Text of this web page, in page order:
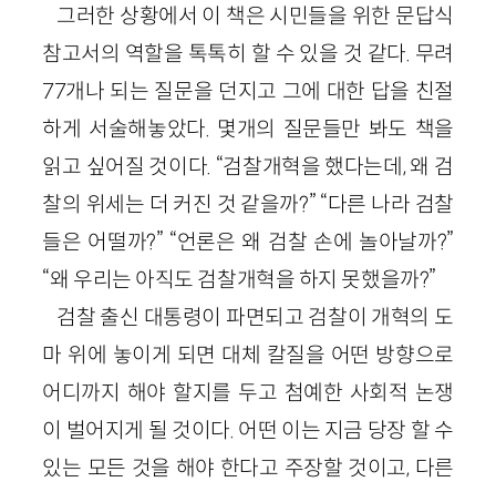
그러한 상황에서 이 책은 시민들을 위한 문답식
참고서의 역할을 톡톡히 할 수 있을 것 같다. 무려
77개나 되는 질문을 던지고 그에 대한 답을 친절
하게 서술해놓았다. 몇개의 질문들만 봐도 책을
읽고 싶어질 것이다. “검찰개혁을 했다는데, 왜 검
찰의 위세는 더 커진 것 같을까?” “다른 나라 검찰
들은 어떨까?” “언론은 왜 검찰 손에 놀아날까?”
“왜 우리는 아직도 검찰개혁을 하지 못했을까?”
검찰 출신 대통령이 파면되고 검찰이 개혁의 도
마 위에 놓이게 되면 대체 칼질을 어떤 방향으로
어디까지 해야 할지를 두고 첨예한 사회적 논쟁
이 벌어지게 될 것이다. 어떤 이는 지금 당장 할 수
있는 모든 것을 해야 한다고 주장할 것이고, 다른